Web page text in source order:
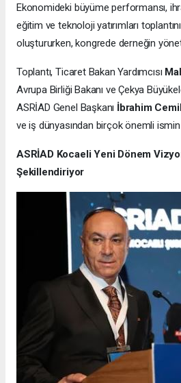
Ekonomideki büyüme performansı,
eğitim ve teknoloji yatırımları
oluştururken, kongrede derneğin
Toplantı, Ticaret Bakan Yardımcısı
Avrupa Birliği Bakanı ve Çekya
ASRİAD Genel Başkanı İbrahim Cemil
ve iş dünyasından birçok önemli ismin
ASRİAD Kocaeli Yeni Dönem
Şekillendiriyor